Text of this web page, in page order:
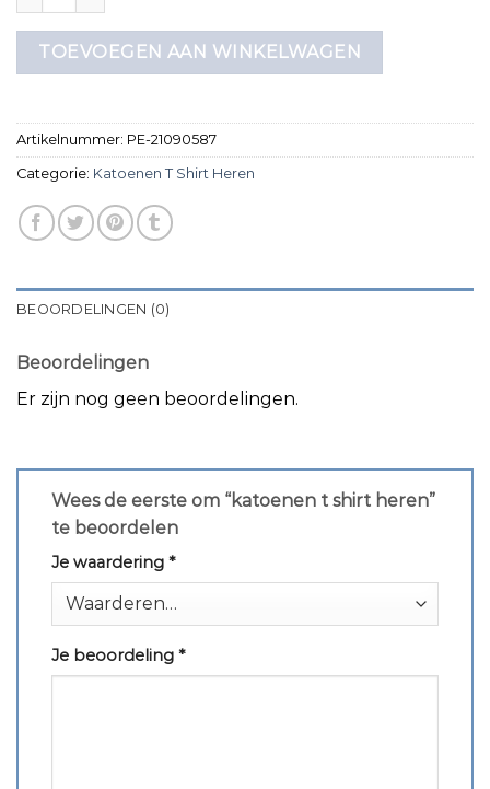
TOEVOEGEN AAN WINKELWAGEN
Artikelnummer: PE-21090587
Categorie: Katoenen T Shirt Heren
BEOORDELINGEN (0)
Beoordelingen
Er zijn nog geen beoordelingen.
Wees de eerste om “katoenen t shirt heren”
te beoordelen
Je waardering *
Je beoordeling *